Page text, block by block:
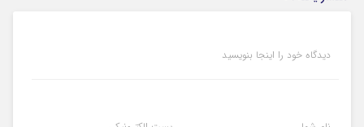
دیدگاه خود را اینجا بنویسید